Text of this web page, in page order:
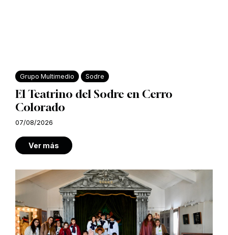
Grupo Multimedio Sodre
El Teatrino del Sodre en Cerro
Colorado
07/08/2026
Ver más